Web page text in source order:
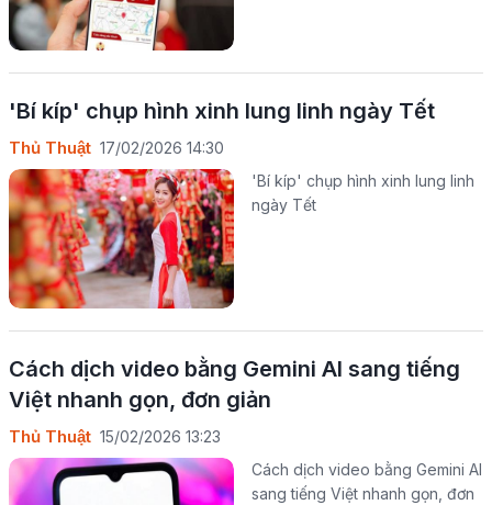
'Bí kíp' chụp hình xinh lung linh ngày Tết
Thủ Thuật 17/02/2026 14:30
'Bí kíp' chụp hình xinh lung linh
ngày Tết
Cách dịch video bằng Gemini AI sang tiếng
Việt nhanh gọn, đơn giản
Thủ Thuật 15/02/2026 13:23
Cách dịch video bằng Gemini AI
sang tiếng Việt nhanh gọn, đơn